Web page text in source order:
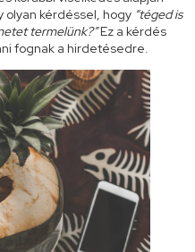
kérdéssel, hogy “téged is
termelünk?”Ez a kérdés
fognak a hirdetésedre.